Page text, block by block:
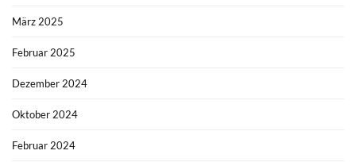
März 2025
Februar 2025
Dezember 2024
Oktober 2024
Februar 2024